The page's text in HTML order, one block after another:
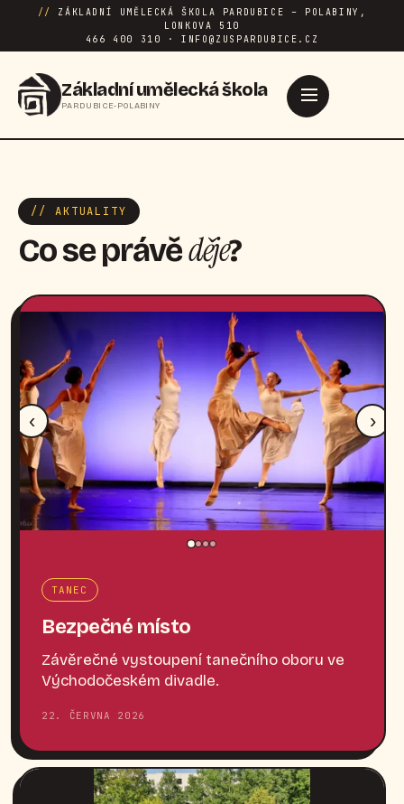
//
ZÁKLADNÍ UMĚLECKÁ ŠKOLA PARDUBICE – POLABINY,
LONKOVA 510
466 400 310 · INFO@ZUSPARDUBICE.CZ
Základní umělecká škola
PARDUBICE-POLABINY
// AKTUALITY
Co se právěděje?
‹ ›
TANEC
Bezpečné místo
Závěrečné vystoupení tanečního oboru ve
Východočeském divadle.
22. ČERVNA 2026